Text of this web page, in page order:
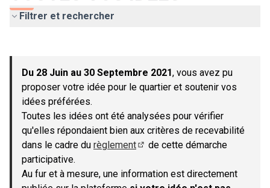
Filtrer et rechercher
−
Du 28 Juin au 30 Septembre 2021, vous avez pu
proposer votre idée pour le quartier et soutenir vos
idées préférées.
Toutes les idées ont été analysées pour vérifier
qu'elles répondaient bien aux critères de recevabilité
dans le cadre du règlement
de cette démarche
participative.
Au fur et à mesure, une information est directement